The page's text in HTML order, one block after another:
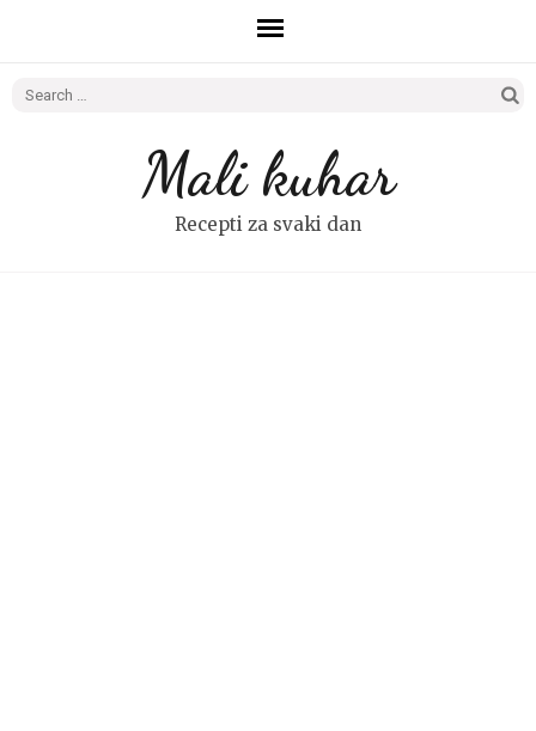
Search
Mali kuhar
Recepti za svaki dan